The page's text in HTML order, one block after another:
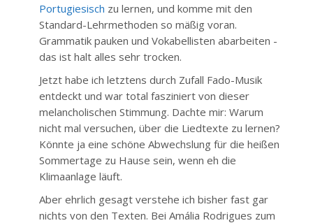
Portugiesisch zu lernen, und komme mit den
Standard-Lehrmethoden so mäßig voran.
Grammatik pauken und Vokabellisten abarbeiten -
das ist halt alles sehr trocken.
Jetzt habe ich letztens durch Zufall Fado-Musik
entdeckt und war total fasziniert von dieser
melancholischen Stimmung. Dachte mir: Warum
nicht mal versuchen, über die Liedtexte zu lernen?
Könnte ja eine schöne Abwechslung für die heißen
Sommertage zu Hause sein, wenn eh die
Klimaanlage läuft.
Aber ehrlich gesagt verstehe ich bisher fast gar
nichts von den Texten. Bei Amália Rodrigues zum